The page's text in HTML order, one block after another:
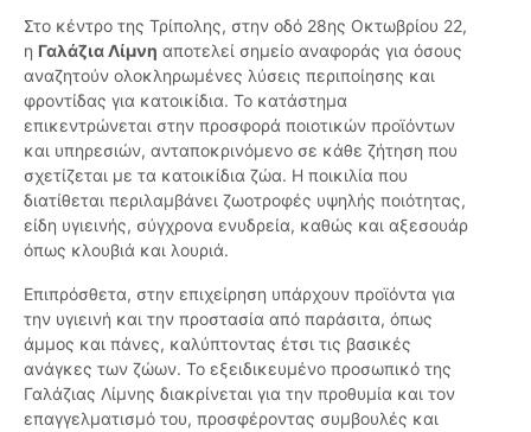
Στο κέντρο της Τρίπολης, στην οδό 28ης Οκτωβρίου 22,
η Γαλάζια Λίμνη αποτελεί σημείο αναφοράς για όσους
αναζητούν ολοκληρωμένες λύσεις περιποίησης και
φροντίδας για κατοικίδια. Το κατάστημα
επικεντρώνεται στην προσφορά ποιοτικών προϊόντων
και υπηρεσιών, ανταποκρινόμενο σε κάθε ζήτηση που
σχετίζεται με τα κατοικίδια ζώα. Η ποικιλία που
διατίθεται περιλαμβάνει ζωοτροφές υψηλής ποιότητας,
είδη υγιεινής, σύγχρονα ενυδρεία, καθώς και αξεσουάρ
όπως κλουβιά και λουριά.
Επιπρόσθετα, στην επιχείρηση υπάρχουν προϊόντα για
την υγιεινή και την προστασία από παράσιτα, όπως
άμμος και πάνες, καλύπτοντας έτσι τις βασικές
ανάγκες των ζώων. Το εξειδικευμένο προσωπικό της
Γαλάζιας Λίμνης διακρίνεται για την προθυμία και τον
επαγγελματισμό του, προσφέροντας συμβουλές και